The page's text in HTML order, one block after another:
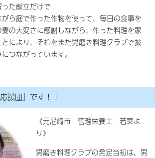
た献立だけで
ら庭で作った作物を使って、毎日の食事を
の大変さに感謝しながら、作った料理を家
により、それをまた男磨き料理クラブで披
つながっています。
援団』です！！
《元尼崎市 管理栄養士 若菜よ
り》
男磨き料理クラブの発足当初は、男